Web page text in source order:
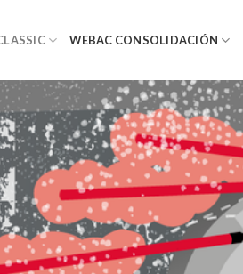
WEBAC CONSOLIDACIÓN